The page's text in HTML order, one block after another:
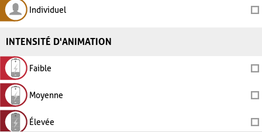
Individuel
INTENSITÉ D'ANIMATION
Faible
Moyenne
Élevée